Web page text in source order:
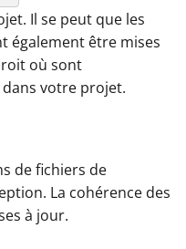
Il se peut que les
également être mises
où sont
votre projet.
de fichiers de
La cohérence des
à jour.